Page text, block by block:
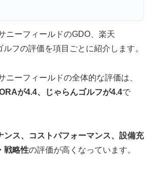
ニーフィールドのGDO、楽天
フの評価を項目ごとに紹介します。
ニーフィールドの全体的な評価は、
が4.4、じゃらんゴルフが4.4で
ンス、コストパフォーマンス、設備充
戦略性の評価が高くなっています。